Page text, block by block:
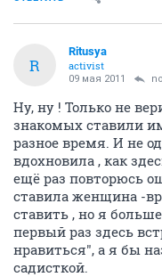
R
Ritusya
activist
09 мая 2011
Ну, ну ! Только не
знакомых ставили
разное время. И не
вдохновила , как
ещё раз повторюсь
ставила женщина -
ставить , но я
первый раз здесь
нравиться", а я бы
садисткой.